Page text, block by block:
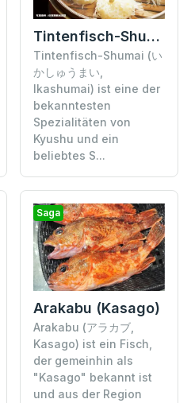
Tintenfisch-Shumai
Tintenfisch-Shumai (い
かしゅうまい,
Ikashumai) ist eine der
bekanntesten
Spezialitäten von
Kyushu und ein
beliebtes S...
Saga
Arakabu (Kasago)
Arakabu (アラカブ,
Kasago) ist ein Fisch,
der gemeinhin als
"Kasago" bekannt ist
und aus der Region